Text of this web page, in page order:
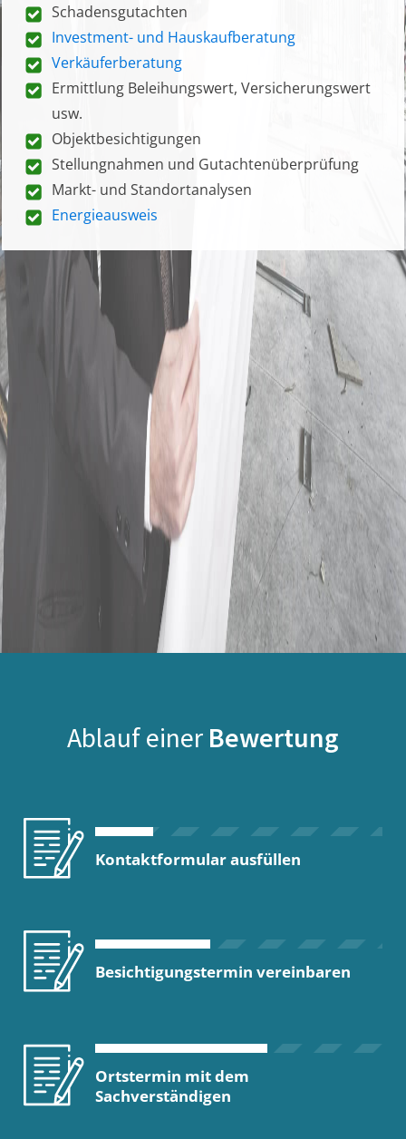
Schadensgutachten
Investment- und Hauskaufberatung
Verkäuferberatung
Ermittlung Beleihungswert, Versicherungswert
usw.
Objektbesichtigungen
Stellungnahmen und Gutachtenüberprüfung
Markt- und Standortanalysen
Energieausweis
Ablauf einer Bewertung
Kontaktformular ausfüllen
Besichtigungstermin vereinbaren
Ortstermin mit dem
Sachverständigen